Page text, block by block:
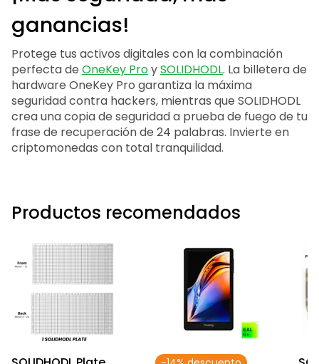
ganancias!
Protege tus activos digitales con la combinación
perfecta de OneKey ProySOLIDHODL. La billetera de
hardware OneKey Pro garantiza la máxima
seguridad contra hackers, mientras que SOLIDHODL
crea una copia de seguridad a prueba de fuego de tu
frase de recuperación de 24 palabras. Invierte en
criptomonedas con total tranquilidad.
Productos recomendados